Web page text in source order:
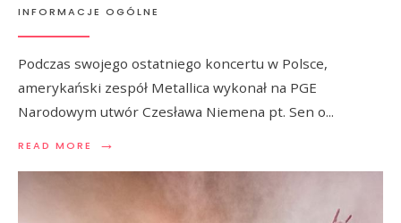
INFORMACJE OGÓLNE
Podczas swojego ostatniego koncertu w Polsce,
amerykański zespół Metallica wykonał na PGE
Narodowym utwór Czesława Niemena pt. Sen o...
READ MORE →